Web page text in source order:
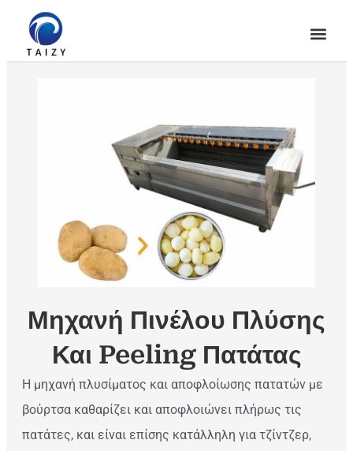
Μηχανή Πινέλου Πλύσης
Και Peeling Πατάτας
Η μηχανή πλυσίματος και αποφλοίωσης πατατών με
βούρτσα καθαρίζει και αποφλοιώνει πλήρως τις
πατάτες, και είναι επίσης κατάλληλη για τζίντζερ,